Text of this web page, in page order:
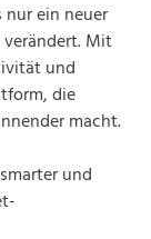
nur ein neuer
Mit
und
die
macht.
und